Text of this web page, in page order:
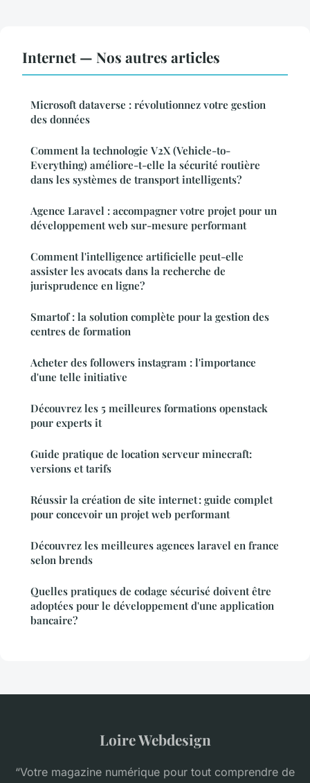
Internet — Nos autres articles
Microsoft dataverse : révolutionnez votre gestion
des données
Comment la technologie V2X (Vehicle-to-
Everything) améliore-t-elle la sécurité routière
dans les systèmes de transport intelligents?
Agence Laravel : accompagner votre projet pour un
développement web sur-mesure performant
Comment l'intelligence artificielle peut-elle
assister les avocats dans la recherche de
jurisprudence en ligne?
Smartof : la solution complète pour la gestion des
centres de formation
Acheter des followers instagram : l'importance
d'une telle initiative
Découvrez les 5 meilleures formations openstack
pour experts it
Guide pratique de location serveur minecraft:
versions et tarifs
Réussir la création de site internet : guide complet
pour concevoir un projet web performant
Découvrez les meilleures agences laravel en france
selon brends
Quelles pratiques de codage sécurisé doivent être
adoptées pour le développement d'une application
bancaire?
Loire Webdesign
“Votre magazine numérique pour tout comprendre de